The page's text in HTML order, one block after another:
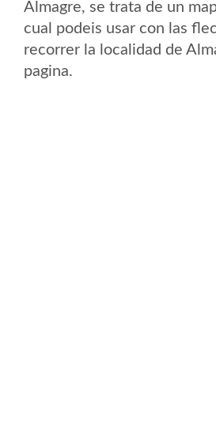
Almagre, se trata de un
cual podeis usar con las
recorrer la localidad de
pagina.